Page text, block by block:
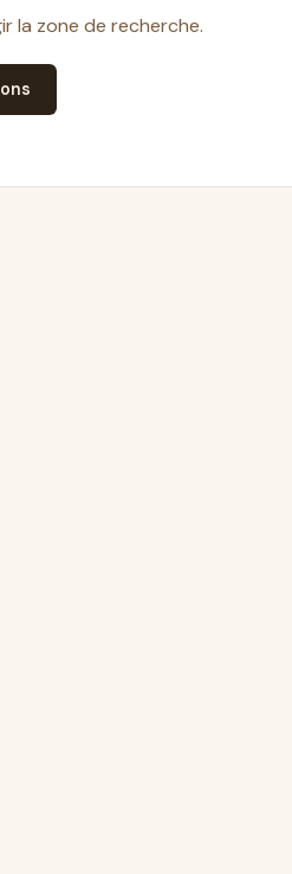
la zone de recherche.